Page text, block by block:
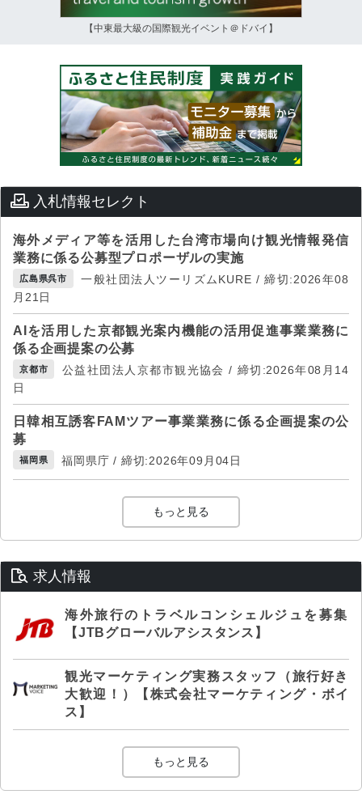
【中東最大級の国際観光イベント＠ドバイ】
入札情報セレクト
海外メディア等を活用した台湾市場向け観光情報発信
業務に係る公募型プロポーザルの実施
広島県呉市
一般社団法人ツーリズムKURE / 締切:2026年08
月21日
AIを活用した京都観光案内機能の活用促進事業業務に
係る企画提案の公募
京都市
公益社団法人京都市観光協会 / 締切:2026年08月14
日
日韓相互誘客FAMツアー事業業務に係る企画提案の公
募
福岡県 福岡県庁 / 締切:2026年09月04日
もっと見る
求人情報
海外旅行のトラベルコンシェルジュを募集
【JTBグローバルアシスタンス】
観光マーケティング実務スタッフ（旅行好き
大歓迎！）【株式会社マーケティング・ボイ
ス】
もっと見る